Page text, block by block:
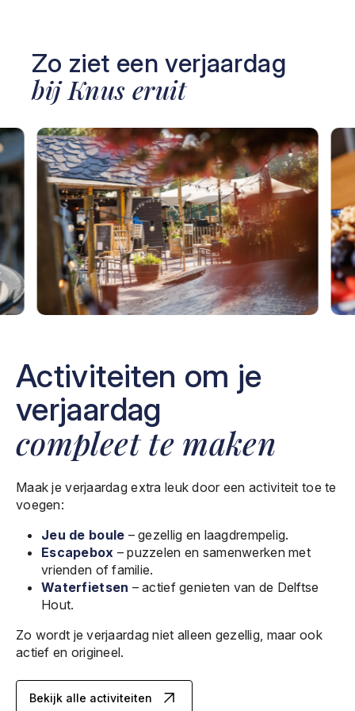
Zo ziet een verjaardag
bij Knus eruit
Activiteiten om je
verjaardag
compleet te maken
Maak je verjaardag extra leuk door een activiteit toe te
voegen:
Jeu de boule – gezellig en laagdrempelig.
Escapebox – puzzelen en samenwerken met
vrienden of familie.
Waterfietsen – actief genieten van de Delftse
Hout.
Zo wordt je verjaardag niet alleen gezellig, maar ook
actief en origineel.
Bekijk alle activiteiten